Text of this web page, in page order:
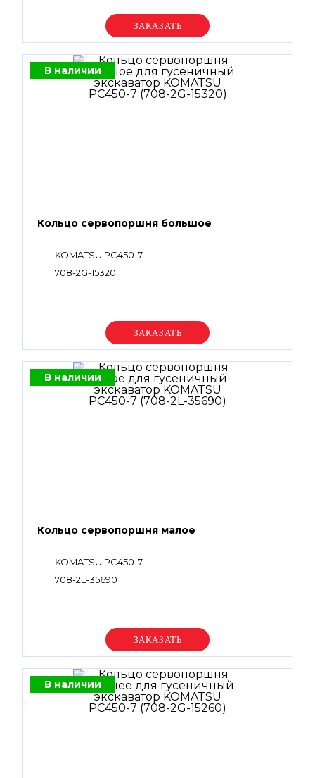
Уточняйте цену
В наличии
Кольцо сервопоршня большое
KOMATSU PC450-7
708-2G-15320
Уточняйте цену
В наличии
Кольцо сервопоршня малое
KOMATSU PC450-7
708-2L-35690
Уточняйте цену
В наличии